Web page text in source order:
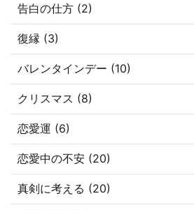
告白の仕方 (2)
復縁 (3)
バレンタインデー (10)
クリスマス (8)
恋愛運 (6)
恋愛中の不安 (20)
真剣に考える (20)